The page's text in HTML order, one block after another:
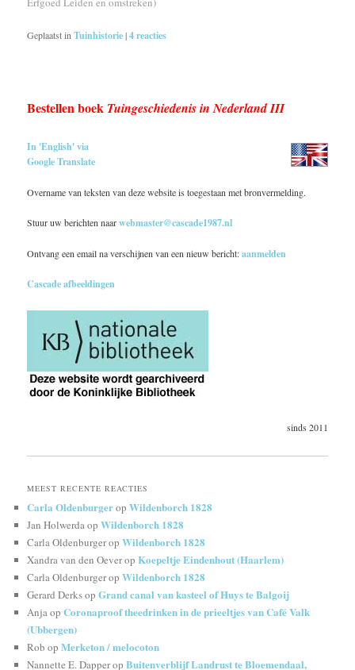
Geplaatst in Tuinhistorie|4reacties
Bestellen boek Tuingeschiedenis in Nederland III
In 'English' via
Google Translate
Overname van teksten van deze website is toegestaan met bronvermelding.
Stuur uw berichten naarwebmaster@cascade1987.nl
Ontvang een email na verschijnen van een nieuw bericht:aanmelden
Cascade afbeeldingen
sinds 2011
MEEST RECENTE REACTIES
Carla OldenburgeropWildenborch 1828
Jan HolwerdaopWildenborch 1828
Carla OldenburgeropWildenborch 1828
Xandra van den OeveropKoepeltje Eindenhout (Haarlem)
Carla OldenburgeropWildenborch 1828
Gerard DerksopGrand canal van kasteel of Huys te Balgoij
AnjaopCoronaproof theedrinken in de prieeltjes van Café Valk
(Ubbergen)
Rob opMerketon / melocoton
Nannette E. DapperopBuitenverblijf Landrust te Bloemendaal,